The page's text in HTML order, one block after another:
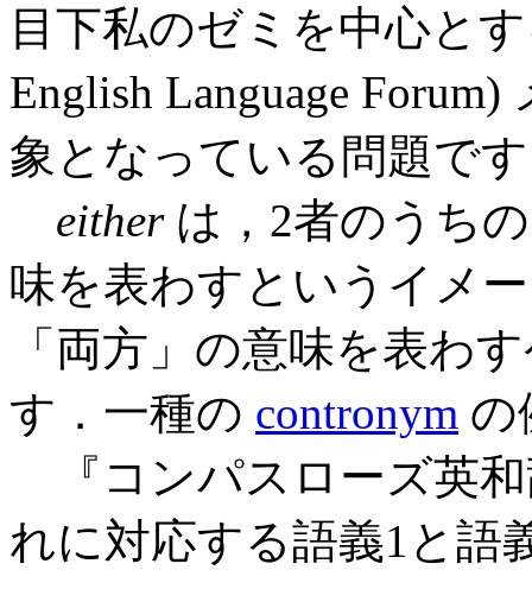
目下私のゼミを中心と
English Language
象となっている問題で
eitherは，2者のうち
味を表わすというイメ
「両方」の意味を表わ
す．一種の contronym の
『コンパスローズ英
れに対応する語義1と語